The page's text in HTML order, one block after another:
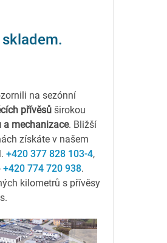
na sezónní
přívěsůširokou
a mechanizace. Bližší
získáte v našem
+420 377 828 103-4,
+420 774 720 938.
kilometrů s přívěsy